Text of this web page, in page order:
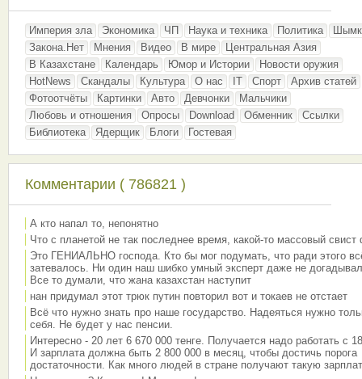
Империя зла Экономика ЧП Наука и техника Политика
Закона.Нет
Мнения Видео В мире
Центральная Азия
В Казахстане
Календарь Юмор и Истории
Новости оружия
HotNews
Скандалы Культура О нас IT Спорт
Архив статей
Фотоотчёты
Картинки Авто Девчонки
Мальчики
Любовь и отношения
Опросы Download Обменник
Ссылки
Библиотека
Ядерщик Блоги Гостевая
Комментарии ( 786821 )
А кто напал то, непонятно
Что с планетой не так последнее время, какой-то массовый свист
Это ГЕНИАЛЬНО господа. Кто бы мог подумать, что ради этого
затевалось. Ни один наш шибко умный эксперт даже не
Все то думали, что жана казахстан наступит
нан придумал этот трюк путин повторил вот и токаев не отстает
Всё что нужно знать про наше государство. Надеяться нужно
себя. Не будет у нас пенсии.
Интересно - 20 лет 6 670 000 тенге. Получается надо работать с
И зарплата должна быть 2 800 000 в месяц, чтобы достичь порога
достаточности. Как много людей в стране получают такую